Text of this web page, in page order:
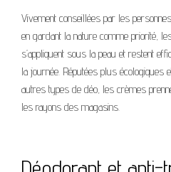
Vivement conseillées par les
en gardant la nature comme priorité,
s’appliquent sous la peau et restent
la journée. Réputées plus
autres types de déo, les crèmes
les rayons des magasins.